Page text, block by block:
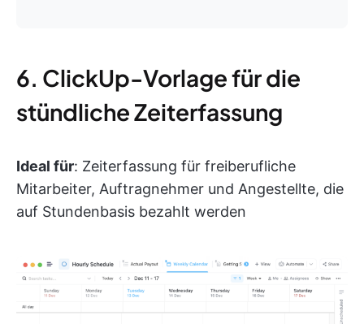
6. ClickUp-Vorlage für die
stündliche Zeiterfassung
Ideal für: Zeiterfassung für freiberufliche
Mitarbeiter, Auftragnehmer und Angestellte, die
auf Stundenbasis bezahlt werden